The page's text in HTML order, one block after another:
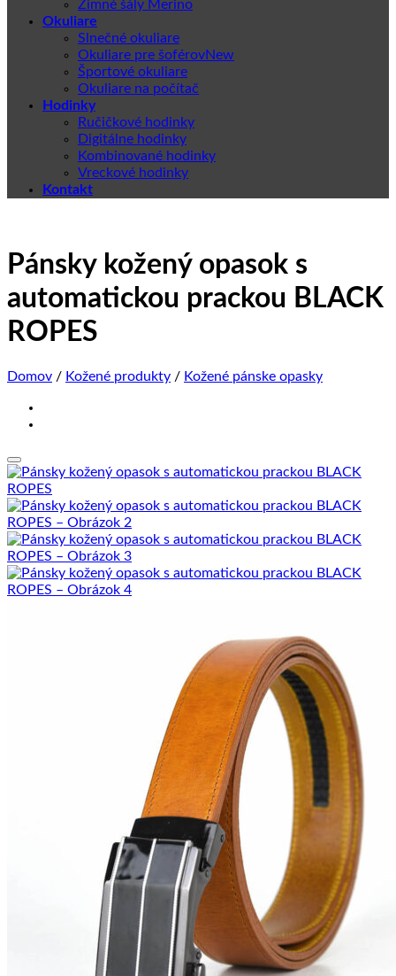
Zimné šály Merino
Okuliare
Slnečné okuliare
Okuliare pre šoférov
Športové okuliare
Okuliare na počítač
Hodinky
Ručičkové hodinky
Digitálne hodinky
Kombinované hodinky
Vreckové hodinky
Kontakt
Pánsky kožený opasok s
automatickou prackou BLACK
ROPES
Domov / Kožené produkty / Kožené pánske opasky